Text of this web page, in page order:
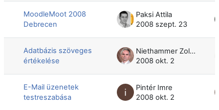
MoodleMoot 2008
Debrecen
Paksi Attila
2008 szept. 23
Adatbázis szöveges
értékelése
Niethammer Zoltán
2008 okt. 2
E-Mail üzenetek
testreszabása
Pintér Imre
2008 okt. 2